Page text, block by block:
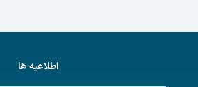
اطلاعیه ها